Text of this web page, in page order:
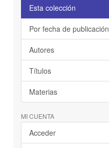
Esta colección
Por fecha de publicación
Autores
Títulos
Materias
MI CUENTA
Acceder